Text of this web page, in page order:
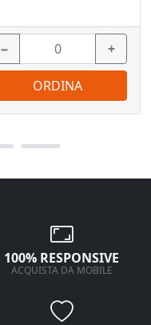
− +
ORDINA
100% RESPONSIVE
ACQUISTA DA MOBILE